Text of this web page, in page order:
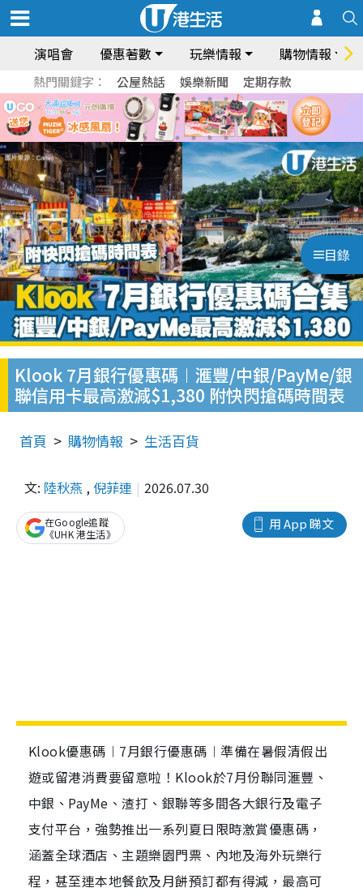
演唱會 優惠著數 玩樂情報 購物情報
熱門關鍵字： 公屋熱話 娛樂新聞 定期存款
目錄
Klook 7月銀行優惠碼︱滙豐/中銀/PayMe/銀
聯信用卡最高激減$1,380 附快閃搶碼時間表
首頁 購物情報 生活百貨
文: 陸秋燕 , 倪菲連 2026.07.30
用 App 睇文
在Google追蹤
《UHK 港生活》
Klook優惠碼︱7月銀行優惠碼︱準備在暑假清假出
遊或留港消費要留意啦！Klook於7月份聯同滙豐、
中銀、PayMe、渣打、銀聯等多間各大銀行及電子
支付平台，強勢推出一系列夏日限時激賞優惠碼，
涵蓋全球酒店、主題樂園門票、內地及海外玩樂行
程，甚至連本地餐飲及月餅預訂都有得減，最高可